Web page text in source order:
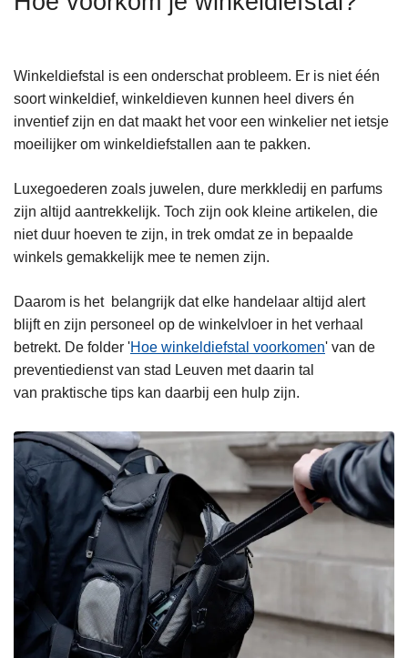
Winkeldiefstal is een onderschat probleem. Er is niet één
soort winkeldief, winkeldieven kunnen heel divers én
inventief zijn en dat maakt het voor een winkelier net ietsje
moeilijker om winkeldiefstallen aan te pakken.
Luxegoederen zoals juwelen, dure merkkledij en parfums
zijn altijd aantrekkelijk. Toch zijn ook kleine artikelen, die
niet duur hoeven te zijn, in trek omdat ze in bepaalde
winkels gemakkelijk mee te nemen zijn.
Daarom is het belangrijk dat elke handelaar altijd alert
blijft en zijn personeel op de winkelvloer in het verhaal
betrekt. De folder 'Hoe winkeldiefstal voorkomen' van de
preventiedienst van stad Leuven met daarin tal
van praktische tips kan daarbij een hulp zijn.